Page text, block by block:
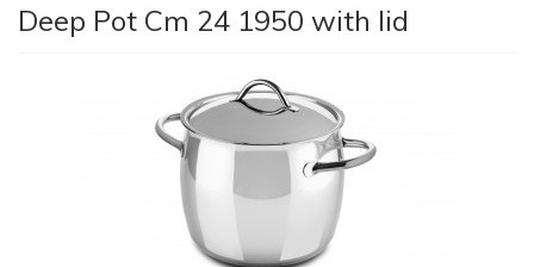
Deep Pot Cm 24 1950 with lid